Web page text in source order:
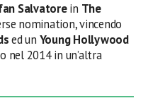
Salvatorein The
nomination, vincendo
ed un Young Hollywood
nel 2014 in un’altra